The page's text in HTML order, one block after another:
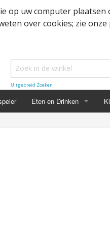
op uw computer
over cookies; zie onze
Uitgebreid Zoeken
accessoires
Oud
Eten en Drinken